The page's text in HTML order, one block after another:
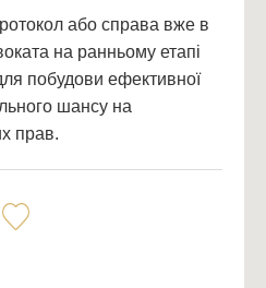
або справа вже в
на ранньому етапі
побудови ефективної
шансу на
прав.